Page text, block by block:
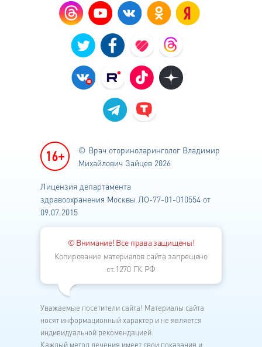
© Врач оториноларинголог Владимир
Михайлович Зайцев 2026
Лицензия департамента
здравоохранения Москвы ЛО-77-01-010554 от
09.07.2015
© Внимание! Все права защищены!
Копирование материалов сайта запрещено
ст.1270 ГК РФ
Уважаемые посетители сайта! Материалы сайта
носят информационный характер и не является
индивидуальной рекомендацией.
Каждый метод лечения имеет свои показания и